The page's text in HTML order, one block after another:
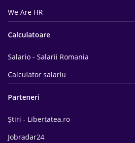
We Are HR
Calculatoare
Salario - Salarii Romania
Calculator salariu
Parteneri
Știri - Libertatea.ro
Jobradar24